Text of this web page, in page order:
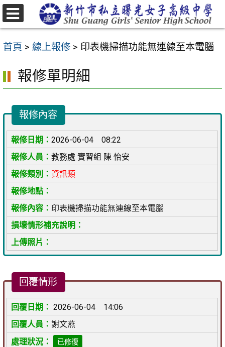
跳
至
要
容
首頁 > 線上報修 > 印表機掃描功能無連線至本電腦
報修單明細
報修內容
2026-06-04 08:22
教務處 實習組 陳 怡安
資訊類
印表機掃描功能無連線至本電腦
回覆情形
2026-06-04 14:06
謝文燕
已修復
選
單